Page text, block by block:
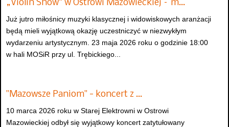
„Violin Show” w Ostrowi Mazowieckiej – m…
Już jutro miłośnicy muzyki klasycznej i widowiskowych aranżacji
będą mieli wyjątkową okazję uczestniczyć w niezwykłym
wydarzeniu artystycznym. 23 maja 2026 roku o godzinie 18:00
w hali MOSiR przy ul. Trębickiego...
"Mazowsze Paniom" - koncert z …
10 marca 2026 roku w Starej Elektrowni w Ostrowi
Mazowieckiej odbył się wyjątkowy koncert zatytułowany